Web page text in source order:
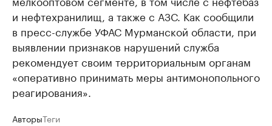
и нефтехранилищ, а также с АЗС. Как сообщили
в пресс-службе УФАС Мурманской области, при
выявлении признаков нарушений служба
рекомендует своим территориальным органам
«оперативно принимать меры антимонопольного
реагирования».
АвторыТеги